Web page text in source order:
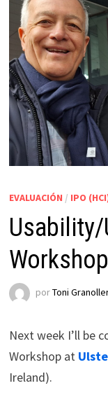
EVALUACIÓN / IPO
Usability/
porToni
Next week I’ll be
Workshop at
Ireland).